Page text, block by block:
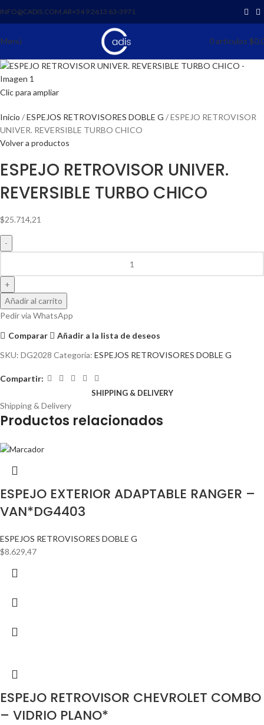
INFO@CADIS.COM.AR‪+54 9 2613 63‑3971‬
Menú 0artículos $
Clic para ampliar
Inicio ESPEJOS RETROVISORES DOBLE G
ESPEJO RETROVISOR
UNIVER. REVERSIBLE TURBO CHICO
Volver a productos
ESPEJO RETROVISOR UNIVER.
REVERSIBLE TURBO CHICO
$25.714,21
Añadir al carrito
Pedir via WhatsApp
Comparar
Añadir a la lista de deseos
SKU: DG2028 Categoría: ESPEJOS RETROVISORES DOBLE G
Compartir:
SHIPPING & DELIVERY
Shipping & Delivery
Productos relacionados
ESPEJO EXTERIOR ADAPTABLE RANGER –
VAN*DG4403
ESPEJOS RETROVISORES DOBLE G
$8.629,47
ESPEJO RETROVISOR CHEVROLET COMBO
– VIDRIO PLANO*